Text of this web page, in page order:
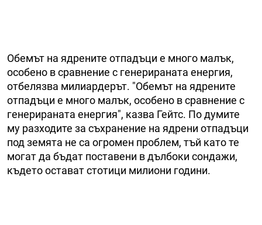
Обемът на ядрените отпадъци е много малък,
особено в сравнение с генерираната енергия,
отбелязва милиардерът. "Обемът на ядрените
отпадъци е много малък, особено в сравнение с
генерираната енергия", казва Гейтс. По думите
му разходите за съхранение на ядрени отпадъци
под земята не са огромен проблем, тъй като те
могат да бъдат поставени в дълбоки сондажи,
където остават стотици милиони години.